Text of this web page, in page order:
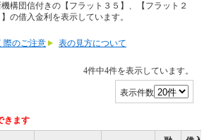
構団信付きの【フラット３５】、【フラット２
の借入金利を表示しています。
際のご注意 表の見方について
4件中4件を表示しています。
表示件数
きます